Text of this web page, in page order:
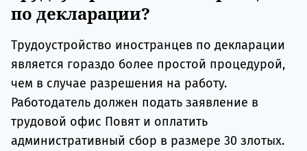
по декларации?
Трудоустройство иностранцев по декларации
является гораздо более простой процедурой,
чем в случае разрешения на работу.
Работодатель должен подать заявление в
трудовой офис Повят и оплатить
административный сбор в размере 30 злотых.